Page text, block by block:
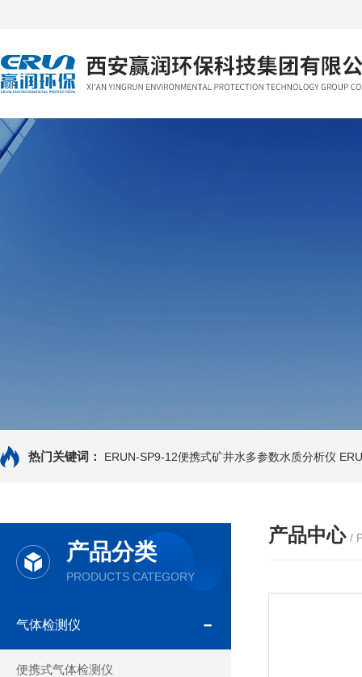
热门关键词： ERUN-SP9-12便携式矿井水多参数水质分析仪
产品分类
PRODUCTS CATEGORY
气体检测仪
便携式气体检测仪
产品中心 /